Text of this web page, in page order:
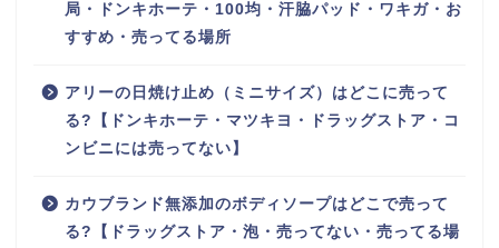
局・ドンキホーテ・100均・汗脇パッド・ワキガ・お
すすめ・売ってる場所
アリーの日焼け止め（ミニサイズ）はどこに売って
る?【ドンキホーテ・マツキヨ・ドラッグストア・コ
ンビニには売ってない】
カウブランド無添加のボディソープはどこで売って
る?【ドラッグストア・泡・売ってない・売ってる場